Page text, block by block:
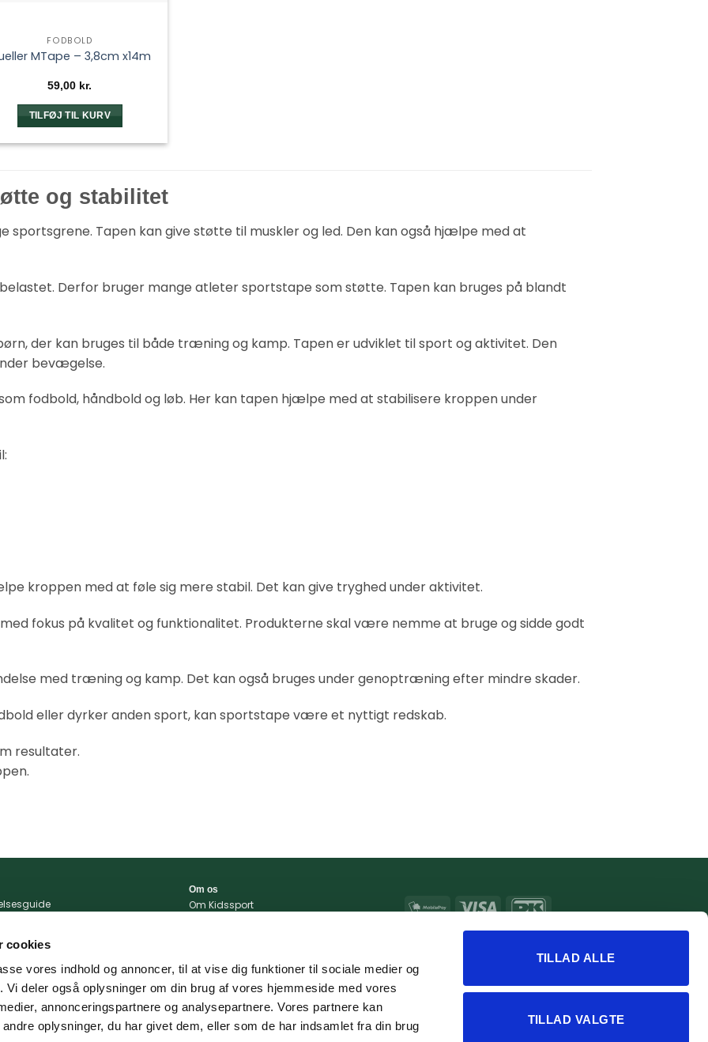
cookies
vores indhold og annoncer, til at vise dig funktioner til sociale medier og
deler også oplysninger om din brug af vores hjemmeside med vores
annonceringspartnere og analysepartnere. Vores partnere kan
oplysninger, du har givet dem, eller som de har indsamlet fra din brug
TILLAD ALLE
TILLAD VALGTE
FODBOLD
MTape – 3,8cm x14m
59,00 kr.
TILFØJ TIL KURV
og stabilitet
sportsgrene. Tapen kan give støtte til muskler og led. Den kan også hjælpe med at
Derfor bruger mange atleter sportstape som støtte. Tapen kan bruges på blandt
der kan bruges til både træning og kamp. Tapen er udviklet til sport og aktivitet. Den
bevægelse.
fodbold, håndbold og løb. Her kan tapen hjælpe med at stabilisere kroppen under
kroppen med at føle sig mere stabil. Det kan give tryghed under aktivitet.
fokus på kvalitet og funktionalitet. Produkterne skal være nemme at bruge og sidde godt
med træning og kamp. Det kan også bruges under genoptræning efter mindre skader.
eller dyrker anden sport, kan sportstape være et nyttigt redskab.
resultater.
og levering
Om os
Om Kidssport
MobilePay Visa
MasterCardApple
Google